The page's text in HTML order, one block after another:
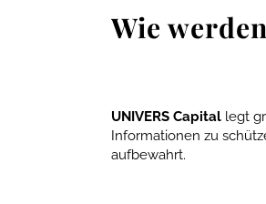
Wie
UNIVERS Capital legt
Informationen zu
aufbewahrt.